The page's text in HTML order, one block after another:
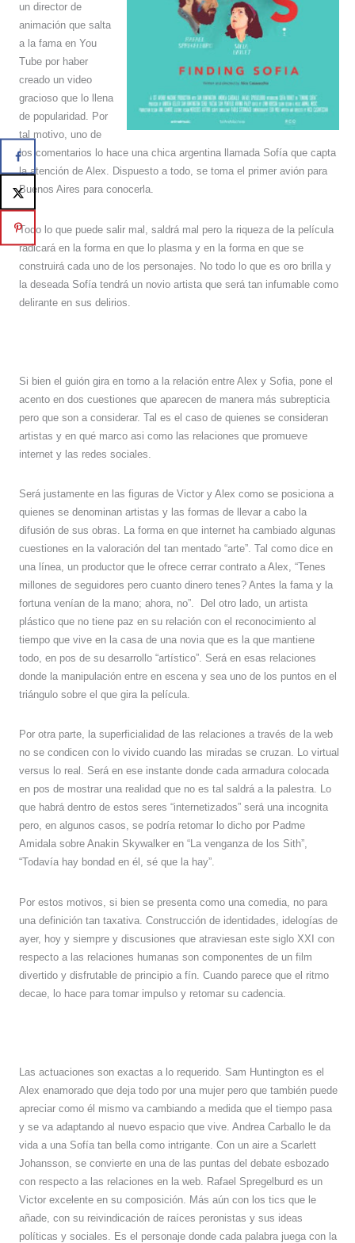
un director de
animación que salta
a la fama en You
Tube por haber
creado un video
gracioso que lo llena
de popularidad. Por
tal motivo, uno de
los comentarios lo hace una chica argentina llamada Sofía que capta
la atención de Alex. Dispuesto a todo, se toma el primer avión para
Buenos Aires para conocerla.
Todo lo que puede salir mal, saldrá mal pero la riqueza de la película
radicará en la forma en que lo plasma y en la forma en que se
construirá cada uno de los personajes. No todo lo que es oro brilla y
la deseada Sofía tendrá un novio artista que será tan infumable como
delirante en sus delirios.
Si bien el guión gira en torno a la relación entre Alex y Sofia, pone el
acento en dos cuestiones que aparecen de manera más subrepticia
pero que son a considerar. Tal es el caso de quienes se consideran
artistas y en qué marco asi como las relaciones que promueve
internet y las redes sociales.
Será justamente en las figuras de Victor y Alex como se posiciona a
quienes se denominan artistas y las formas de llevar a cabo la
difusión de sus obras. La forma en que internet ha cambiado algunas
cuestiones en la valoración del tan mentado “arte”. Tal como dice en
una línea, un productor que le ofrece cerrar contrato a Alex, “Tenes
millones de seguidores pero cuanto dinero tenes? Antes la fama y la
fortuna venían de la mano; ahora, no”.
Del otro lado, un artista
plástico que no tiene paz en su relación con el reconocimiento al
tiempo que vive en la casa de una novia que es la que mantiene
todo, en pos de su desarrollo “artístico”. Será en esas relaciones
donde la manipulación entre en escena y sea uno de los puntos en el
triángulo sobre el que gira la película.
Por otra parte, la superficialidad de las relaciones a través de la web
no se condicen con lo vivido cuando las miradas se cruzan. Lo virtual
versus lo real. Será en ese instante donde cada armadura colocada
en pos de mostrar una realidad que no es tal saldrá a la palestra. Lo
que habrá dentro de estos seres “internetizados” será una incognita
pero, en algunos casos, se podría retomar lo dicho por Padme
Amidala sobre Anakin Skywalker en “La venganza de los Sith”,
“Todavía hay bondad en él, sé que la hay”.
Por estos motivos, si bien se presenta como una comedia, no para
una definición tan taxativa. Construcción de identidades, idelogías de
ayer, hoy y siempre y discusiones que atraviesan este siglo XXI con
respecto a las relaciones humanas son componentes de un film
divertido y disfrutable de principio a fín. Cuando parece que el ritmo
decae, lo hace para tomar impulso y retomar su cadencia.
Las actuaciones son exactas a lo requerido. Sam Huntington es el
Alex enamorado que deja todo por una mujer pero que también puede
apreciar como él mismo va cambiando a medida que el tiempo pasa
y se va adaptando al nuevo espacio que vive. Andrea Carballo le da
vida a una Sofía tan bella como intrigante. Con un aire a Scarlett
Johansson, se convierte en una de las puntas del debate esbozado
con respecto a las relaciones en la web. Rafael Spregelburd es un
Victor excelente en su composición. Más aún con los tics que le
añade, con su reivindicación de raíces peronistas y sus ideas
políticas y sociales. Es el personaje donde cada palabra juega con la